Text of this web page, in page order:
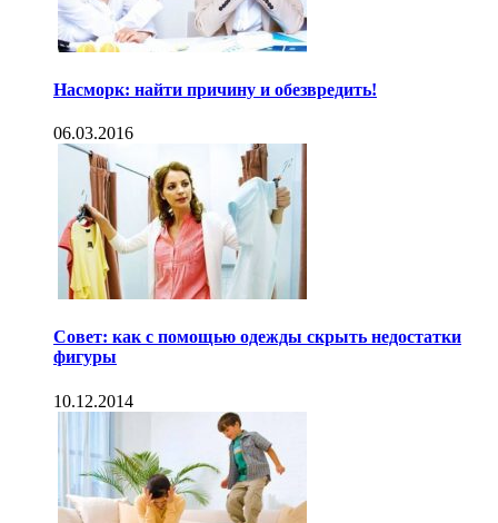
Насморк: найти причину и обезвредить!
06.03.2016
Совет: как с помощью одежды скрыть недостатки
фигуры
10.12.2014